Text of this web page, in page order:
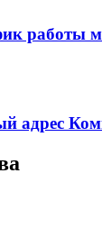
работы
адрес